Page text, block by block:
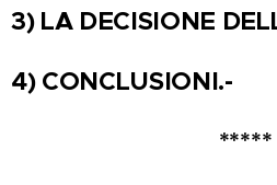
3) LA DECISIONE
4) CONCLUSIONI.-
*****